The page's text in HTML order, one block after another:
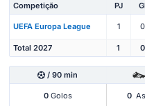
Competição PJ
UEFA Europa League 1 0
Total 2027 1 0
/ 90 min
0Golos 0